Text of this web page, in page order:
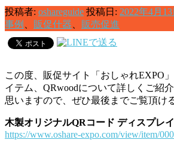
投稿者: oshareguide 投稿日: 2022年4月13
事例
販促什器 販売促進
この度、販促サイト「おしゃれEXPO
イテム、QRwoodについて詳しくご紹
思いますので、ぜひ最後までご覧頂け
木製オリジナルQRコード ディスプレ
https://www.oshare-expo.com/view/item/